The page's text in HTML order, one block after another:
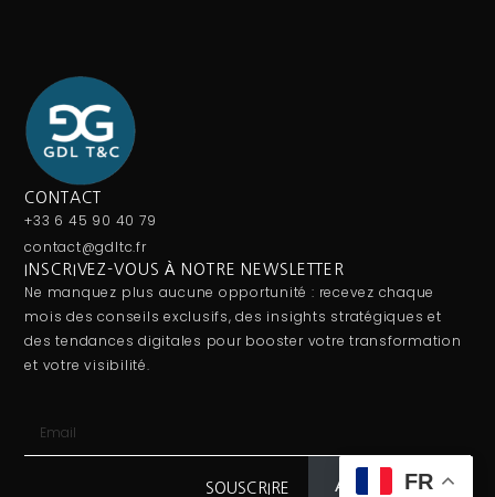
CONTACT
+33 6 45 90 40 79
contact@gdltc.fr
INSCRIVEZ-VOUS À NOTRE NEWSLETTER
Ne manquez plus aucune opportunité : recevez chaque
mois des conseils exclusifs, des insights stratégiques et
des tendances digitales pour booster votre transformation
et votre visibilité.
SOUSCRIRE FR
Abonnez-vous